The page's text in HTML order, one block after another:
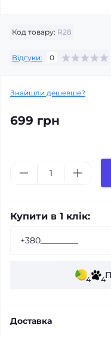
Код товару: R28
Відгуки: 0
Знайшли дешевше?
699 грн
Купити в 1 клік:
4 4
Доставка